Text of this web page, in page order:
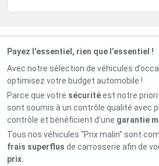
Payez l'essentiel, rien que l’essentiel !
Avec notre sélection de véhicules
optimisez votre budget automobile !
Parce que votre sécuritéest notre
sont soumis à un contrôle qualité avec
contrôle et bénéficient d’une garantie
Tous nos véhicules “Prix malin” sont
frais superflus de carrosserie afin de
prix.